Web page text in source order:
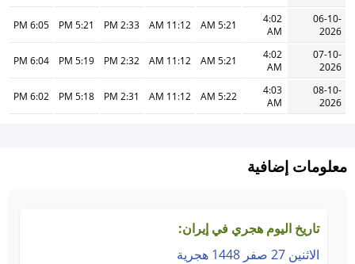
06-10-
2026
4:02
AM
5:21 AM
11:12 AM
2:33 PM
5:21 PM
6:05 PM
07-10-
2026
4:02
AM
5:21 AM
11:12 AM
2:32 PM
5:19 PM
6:04 PM
08-10-
2026
4:03
AM
5:22 AM
11:12 AM
2:31 PM
5:18 PM
6:02 PM
معلومات إضافية
تاريخ اليوم هجري في إيران:
الاثنين 27 صفر 1448 هجرية